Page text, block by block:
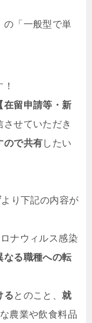
の「一般型で単
在留申請等・新
させていただき
ので共有したい
より下記の内容が
ナウィルス感染
なる職種への転
るとのこと、就
農業や飲食料品